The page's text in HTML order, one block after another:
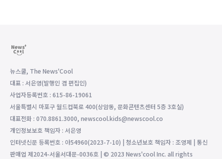
뉴스쿨, The News'Cool
대표 : 서은영(발행인 겸 편집인)
사업자등록번호 : 615-86-19061
서울특별시 마포구 월드컵북로 400(상암동, 문화콘텐츠센터 5층 3호실)
대표전화 : 070.8861.3000, newscool.kids@newscool.co
개인정보보호 책임자 : 서은영
인터넷신문 등록번호 : 아54960(2023-7-10) | 청소년보호 책임자 : 조영제 | 통신
판매업 제2024-서울서대문-0036호 | © 2023 News'cool Inc. all rights